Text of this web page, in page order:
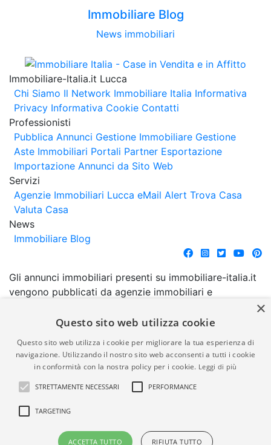
Immobiliare Blog
News immobiliari
Immobiliare-Italia.it Lucca
Chi Siamo Il Network Immobiliare Italia Informativa
Privacy Informativa Cookie Contatti
Professionisti
Pubblica Annunci Gestione Immobiliare Gestione
Aste Immobiliari Portali Partner Esportazione
Importazione Annunci da Sito Web
Servizi
Agenzie Immobiliari Lucca eMail Alert Trova Casa
Valuta Casa
News
Immobiliare Blog
Gli annunci immobiliari presenti su immobiliare-italia.it
vengono pubblicati da agenzie immobiliari e
comporta l'approvazione o l'avallo da parte di
garanzia da parte di quest'ultima. immobiliare-italia.it
quindi non è responsabile della veridicità, della
correttezza, della completezza, della normativa in
materia di privacy e/o di alcun altro aspetto dei
suddetti annunci.
© Copyright 2007 - 2026
Powered by
×
Questo sito web utilizza cookie
Questo sito web utilizza i cookie per migliorare la tua esperienza di
navigazione. Utilizzando il nostro sito web acconsenti a tutti i cookie
in conformità con la nostra policy per i cookie. Leggi di più
STRETTAMENTE NECESSARI PERFORMANCE
TARGETING
ACCETTA TUTTO RIFIUTA TUTTO